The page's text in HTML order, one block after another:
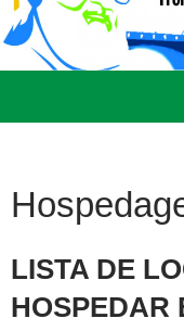
LISTA DE
HOSPEDAR